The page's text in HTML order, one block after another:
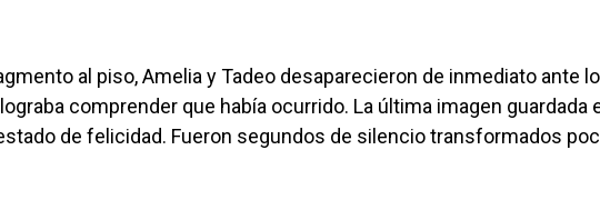
al piso, Amelia y Tadeo desaparecieron de inmediato ante
comprender que había ocurrido. La última imagen guardada
de felicidad. Fueron segundos de silencio transformados